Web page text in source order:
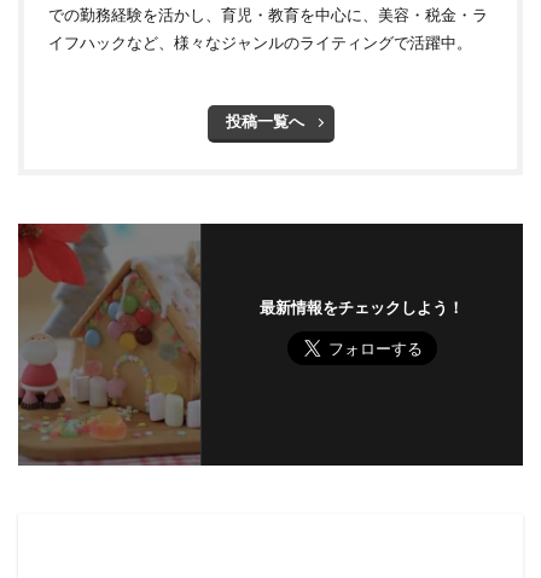
での勤務経験を活かし、育児・教育を中心に、美容・税金・ラ
イフハックなど、様々なジャンルのライティングで活躍中。
投稿一覧へ
最新情報をチェックしよう！